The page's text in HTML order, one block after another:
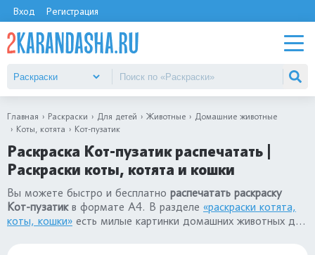
Вход Регистрация
Главная Раскраски Для детей Животные
Домашние животные
Коты, котята
Кот-пузатик
Раскраска Кот-пузатик распечатать |
Раскраски коты, котята и кошки
Вы можете быстро и бесплатно распечатать раскраску
Кот-пузатикв формате А4. В разделе «раскраски котята,
коты, кошки» есть милые картинки домашних животных для